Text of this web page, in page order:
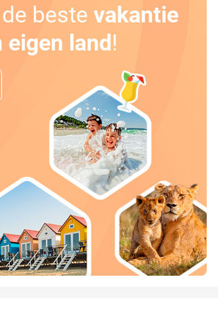
beste vakantie
eigen land!